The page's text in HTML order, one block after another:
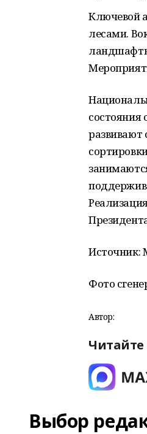
Ключевой
лесами.
развивают
Источник:
Фото
Автор:
Читайте
Выбор